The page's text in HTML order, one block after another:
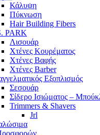
Κάλυψη
Πύκνωση
Hair Building Fibers
PARK
Λισουάρ
Χτένες Κουρέματος
Χτένες Βαφής
Χτένες Barber
Εξοπλισμός
Σεσουάρ
Σίδερο Ισιώματος –
Trimmers & Shavers
Jrl